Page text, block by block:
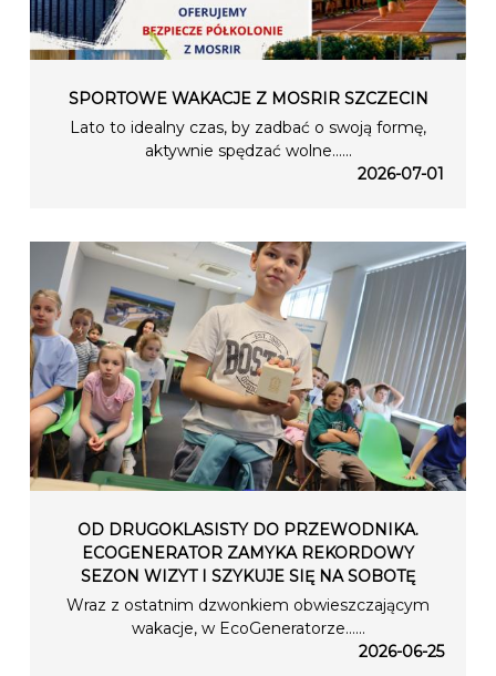
SPORTOWE WAKACJE Z MOSRIR SZCZECIN
Lato to idealny czas, by zadbać o swoją formę,
aktywnie spędzać wolne…...
2026-07-01
OD DRUGOKLASISTY DO PRZEWODNIKA.
ECOGENERATOR ZAMYKA REKORDOWY
SEZON WIZYT I SZYKUJE SIĘ NA SOBOTĘ
Wraz z ostatnim dzwonkiem obwieszczającym
wakacje, w EcoGeneratorze…...
2026-06-25